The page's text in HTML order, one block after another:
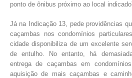
ponto de ônibus próximo ao local
Já na Indicação 13, pede providências
caçambas nos condomínios
cidade disponibiliza de um excelente
de entulho. No entanto, há
entrega de caçambas em
aquisição de mais caçambas e